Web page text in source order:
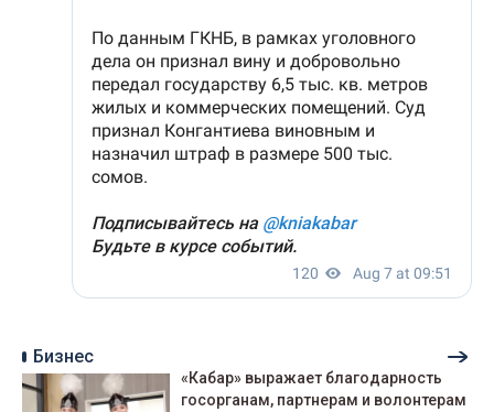
Бизнес
«Кабар» выражает благодарность
госорганам, партнерам и волонтерам